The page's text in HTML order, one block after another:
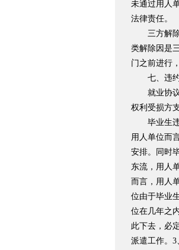
未通过用人
法律责任。
三方解除
类解除因是
门之前进行
七、违约
就业协议
权利受损方
毕业生违
用人单位而
安排。同时
东流，用人
而言，用人
位由于毕业
位在几年之
此下去，必
派遣工作。